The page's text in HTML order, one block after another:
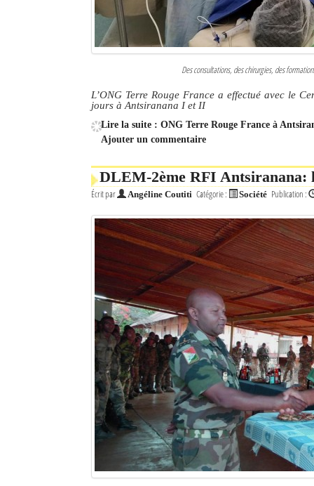
Des consultations, des chirurgies, des
L’ONG Terre Rouge France a effectué avec le
jours à Antsiranana I et II
Lire la suite : ONG Terre Rouge France à
Ajouter un commentaire
DLEM-2ème RFI
Écrit par Angéline Coutiti Catégorie : Société Publication :